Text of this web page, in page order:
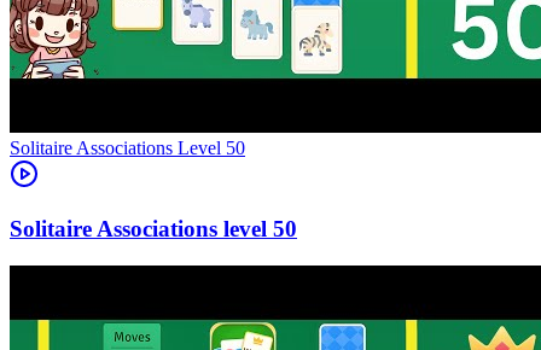
Level 50
50